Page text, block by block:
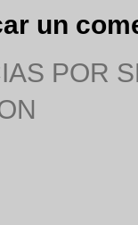
un
POR